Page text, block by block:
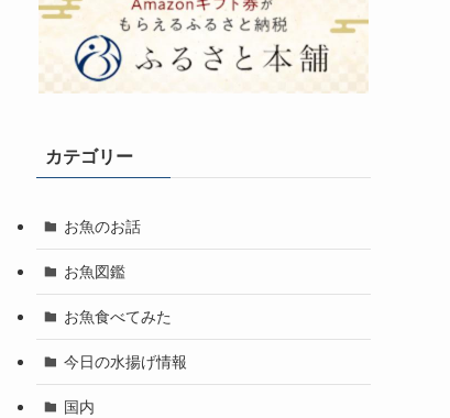
カテゴリー
お魚のお話
お魚図鑑
お魚食べてみた
今日の水揚げ情報
国内